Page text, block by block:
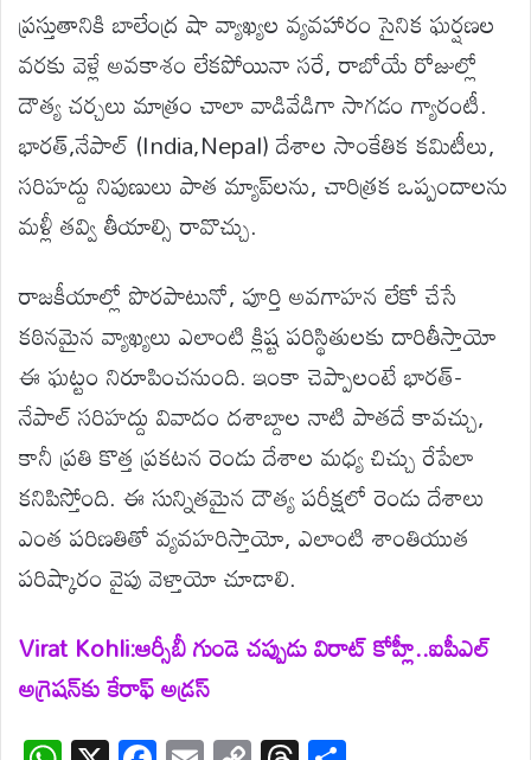
ప్రస్తుతానికి బాలేంద్ర షా వ్యాఖ్యల వ్యవహారం సైనిక ఘర్షణల
వరకు వెళ్లే అవకాశం లేకపోయినా సరే, రాబోయే రోజుల్లో
దౌత్య చర్చలు మాత్రం చాలా వాడివేడిగా సాగడం గ్యారంటీ.
భారత్,నేపాల్ (India,Nepal) దేశాల సాంకేతిక కమిటీలు,
సరిహద్దు నిపుణులు పాత మ్యాప్‌లను, చారిత్రక ఒప్పందాలను
మళ్లీ తవ్వి తీయాల్సి రావొచ్చు.
రాజకీయాల్లో పొరపాటునో, పూర్తి అవగాహన లేకో చేసే
కఠినమైన వ్యాఖ్యలు ఎలాంటి క్లిష్ట పరిస్థితులకు దారితీస్తాయో
ఈ ఘట్టం నిరూపించనుంది. ఇంకా చెప్పాలంటే భారత్-
నేపాల్ సరిహద్దు వివాదం దశాబ్దాల నాటి పాతదే కావచ్చు,
కానీ ప్రతి కొత్త ప్రకటన రెండు దేశాల మధ్య చిచ్చు రేపేలా
కనిపిస్తోంది. ఈ సున్నితమైన దౌత్య పరీక్షలో రెండు దేశాలు
ఎంత పరిణతితో వ్యవహరిస్తాయో, ఎలాంటి శాంతియుత
పరిష్కారం వైపు వెళ్తాయో చూడాలి.
Virat Kohli:ఆర్సీబీ గుండె చప్పుడు విరాట్ కోహ్లీ..ఐపీఎల్
అగ్రెషన్‌కు కేరాఫ్ అడ్రస్